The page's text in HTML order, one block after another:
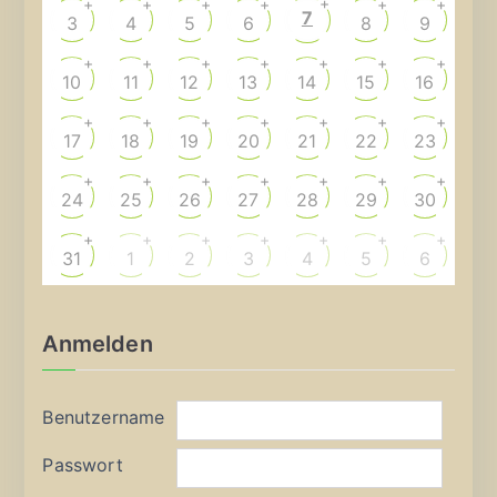
3
+
4
+
5
+
6
+
7 8
+
9
+
10
+
11
+
12
+
13
+
14
+
15
+
16
+
17
+
18
+
19
+
20
+
21
+
22
+
23
+
24
+
25
+
26
+
27
+
28
+
29
+
30
+
31
+
1
+
2
+
3
+
4
+
5
+
6
+
Anmelden
Benutzername
Passwort